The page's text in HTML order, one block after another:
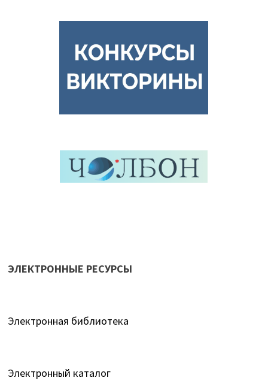
ЭЛЕКТРОННЫЕ РЕСУРСЫ
Электронная библиотека
Электронный каталог